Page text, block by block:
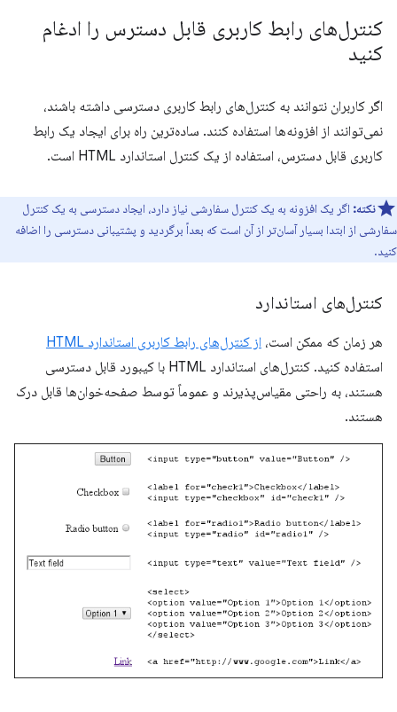
کنترل‌های رابط کاربری قابل دسترس را ادغام
کنید
اگر کاربران نتوانند به کنترل‌های رابط کاربری دسترسی داشته باشند،
نمی‌توانند از افزونه‌ها استفاده کنند. ساده‌ترین راه برای ایجاد یک رابط
کاربری قابل دسترس، استفاده از یک کنترل استاندارد HTML است.
نکته: اگر یک افزونه به یک کنترل سفارشی نیاز دارد، ایجاد دسترسی به یک کنترل
سفارشی از ابتدا بسیار آسان‌تر از آن است که بعداً برگردید و پشتیبانی دسترسی را اضافه
کنید.
کنترل‌های استاندارد
هر زمان که ممکن است، از کنترل‌های رابط کاربری استاندارد HTML
استفاده کنید. کنترل‌های استاندارد HTML با کیبورد قابل دسترسی
هستند، به راحتی مقیاس‌پذیرند و عموماً توسط صفحه‌خوان‌ها قابل درک
هستند.